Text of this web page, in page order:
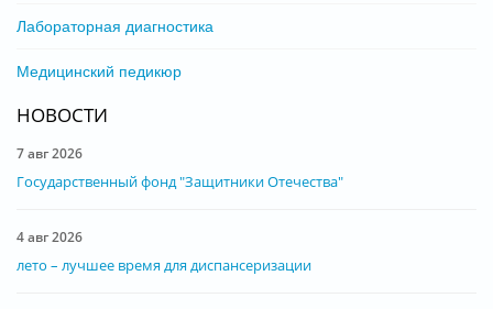
Лабораторная диагностика
Медицинский педикюр
НОВОСТИ
7 авг 2026
Государственный фонд "Защитники Отечества"
4 авг 2026
лето – лучшее время для диспансеризации